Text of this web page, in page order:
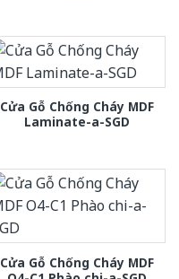
Cửa Gỗ Chống Cháy MDF
Laminate-a-SGD
Cửa Gỗ Chống Cháy MDF